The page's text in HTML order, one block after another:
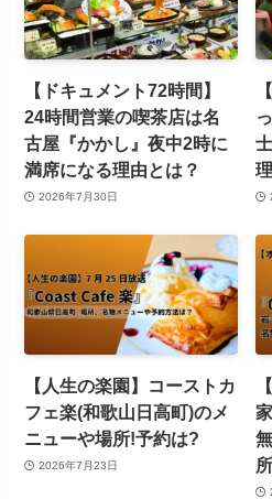
【ドキュメント72時間】
24時間営業の喫茶店は名
古屋『かかし』夜中2時に
満席になる理由とは？
2026年7月30日
【人生の楽園】コーストカ
フェ楽(和歌山日高町)のメ
ニューや場所!予約は?
2026年7月23日